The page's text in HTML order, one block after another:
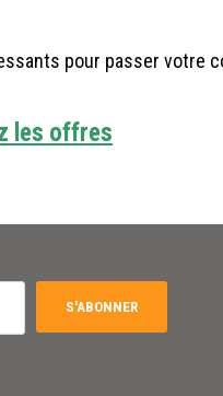
pour passer votre
les offres
S'ABONNER